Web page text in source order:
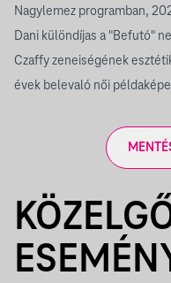
Nagylemez programban,
Dani különdíjas a "Befutó"
Czaffy zeneiségének
évek belevaló női